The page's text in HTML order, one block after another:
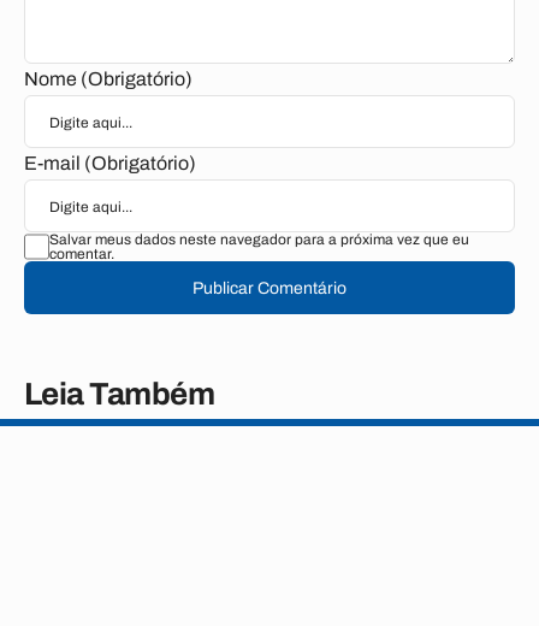
Nome (Obrigatório)
E-mail (Obrigatório)
Salvar meus dados neste navegador para a próxima vez que eu
comentar.
Publicar Comentário
Leia Também